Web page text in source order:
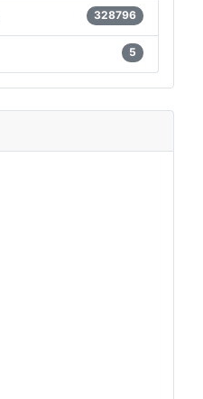
328796
5